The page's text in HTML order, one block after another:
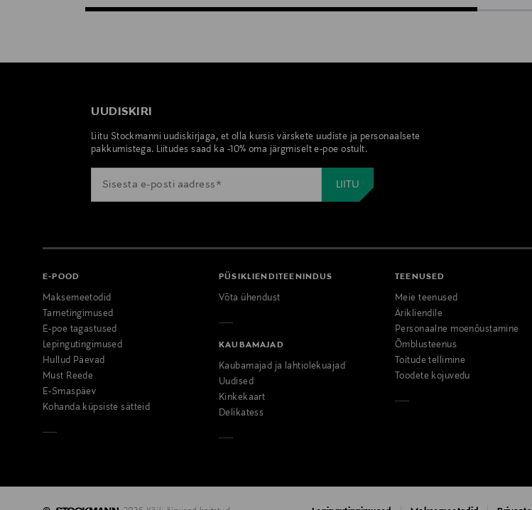
UUDISKIRI
Liitu Stockmanni uudiskirjaga, et olla kursis värskete uudiste ja personaalsete
pakkumistega. Liitudes saad ka -10% oma järgmiselt e-poe ostult.
E-POOD
Maksemeetodid
Tarnetingimused
E-poe tagastused
Lepingutingimused
Hullud Päevad
Must Reede
E-Smaspäev
Kohanda küpsiste sätteid
PÜSIKLIENDITEENINDUS
Võta ühendust
KAUBAMAJAD
Kaubamajad ja lahtiolekuajad
Uudised
Kinkekaart
Delikatess
TEENUSED
Meie teenused
Ärikliendile
Personaalne moenõustamine
Õmblusteenus
Toitude tellimine
Toodete kojuvedu